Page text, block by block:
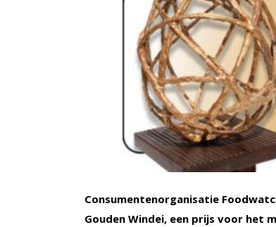
Consumentenorganisatie
Gouden Windei, een prijs voor het